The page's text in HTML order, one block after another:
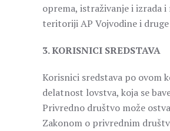
oprema, istraživanje i izrada
teritoriji AP Vojvodine i
3. KORISNICI SREDSTAVA
Korisnici sredstava po ovom
delatnost lovstva, koja se
Privredno društvo može
Zakonom o privrednim